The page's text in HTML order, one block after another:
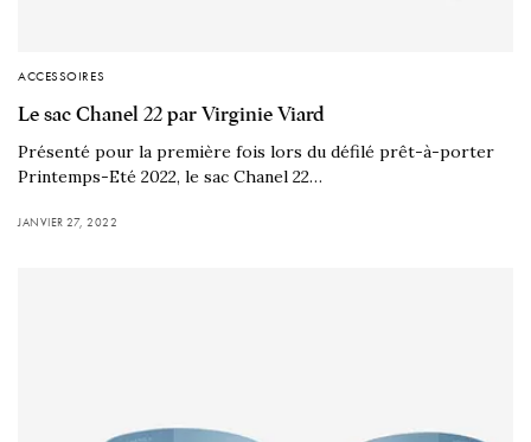
ACCESSOIRES
Le sac Chanel 22 par Virginie Viard
Présenté pour la première fois lors du défilé prêt-à-porter
Printemps-Eté 2022, le sac Chanel 22…
JANVIER 27, 2022